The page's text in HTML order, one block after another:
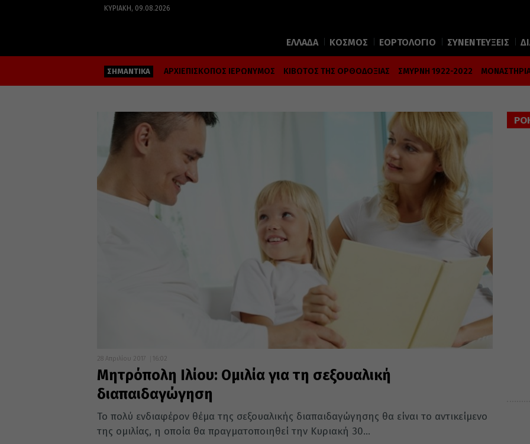
ΚΥΡΙΑΚΉ, 09.08.2026
ΕΛΛΑΔΑ ΚΟΣΜΟΣ ΕΟΡΤΟΛΟΓΙΟ ΣΥΝΕΝΤΕΥΞΕΙΣ
ΣΗΜΑΝΤΙΚΑ ΑΡΧΙΕΠΙΣΚΟΠΟΣ ΙΕΡΩΝΥΜΟΣ ΚΙΒΩΤΟΣ ΤΗΣ ΟΡΘΟΔΟΞΙΑΣ ΣΜΥΡΝΗ 1922-2022
28 Απριλίου 2017 16:02
Μητρόπολη Ιλίου: Ομιλία για τη σεξουαλική
διαπαιδαγώγηση
Το πολύ ενδιαφέρον θέμα της σεξουαλικής διαπαιδαγώγησης θα είναι το αντικείμενο
της ομιλίας, η οποία θα πραγματοποιηθεί την Κυριακή 30...